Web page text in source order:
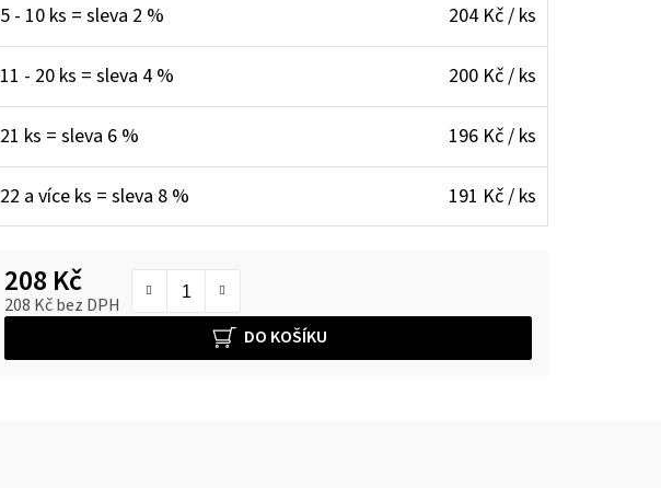
5 - 10 ks = sleva 2 % 204 Kč/ ks
11 - 20 ks = sleva 4 % 200 Kč/ ks
21 ks = sleva 6 % 196 Kč/ ks
22 a více ks = sleva 8 % 191 Kč/ ks
208 Kč
208 Kč bez DPH
Měrná cena:
DO KOŠÍKU